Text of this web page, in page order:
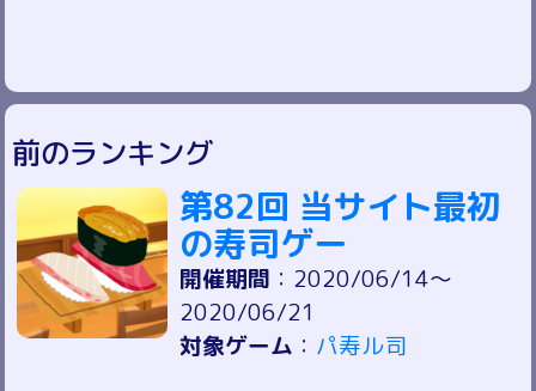
前のランキング
第82回 当サイト最初
の寿司ゲー
開催期間 ：2020/06/14～
2020/06/21
対象ゲーム ： パ寿ル司